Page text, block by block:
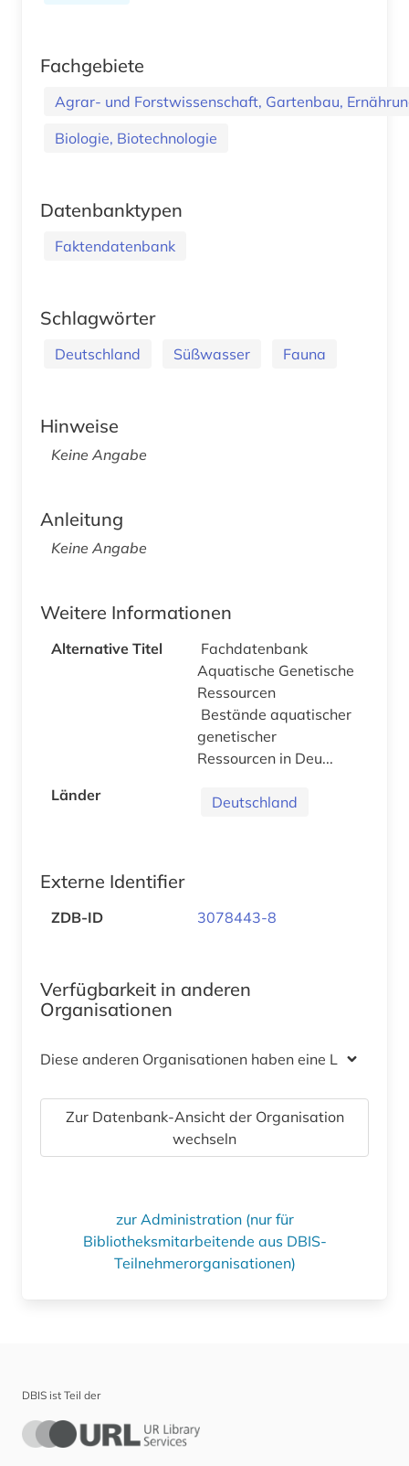
Fachgebiete
Agrar- und Forstwissenschaft, Gartenbau,
Biologie, Biotechnologie
Datenbanktypen
Faktendatenbank
Schlagwörter
Deutschland Süßwasser Fauna
Hinweise
Keine Angabe
Anleitung
Keine Angabe
Weitere Informationen
Alternative Titel
Fachdatenbank
Aquatische Genetische
Ressourcen
Bestände aquatischer
genetischer
Ressourcen in Deu...
Länder
Deutschland
Externe Identifier
ZDB-ID 3078443-8
Verfügbarkeit in anderen
Organisationen
Diese anderen Organisationen haben eine Lizenz
Zur Datenbank-Ansicht der Organisation
wechseln
zur Administration (nur für
Bibliotheksmitarbeitende aus DBIS-
Teilnehmerorganisationen)
DBIS ist Teil der